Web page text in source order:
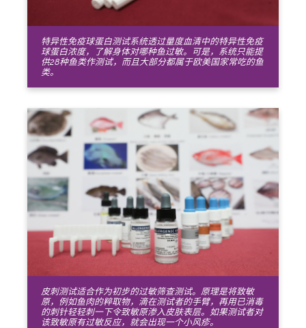
特异性免疫球蛋白测试系统透过量度血清中的特异性免疫
球蛋白浓度，了解身体对哪种鱼过敏。可是，系统只能提
供28种鱼类作测试，而且大部分都属于欧美国家常吃的鱼
类。
皮刺测试适合作为初步的过敏筛查测试。原理是将致敏
原，例如鱼肉的粹取物，滴在测试者的手臂，再用已消毒
的刺针轻轻刺一下令致敏原渗入皮肤表层。如果测试者对
该致敏原有过敏反应，就会出现一个小风疹。